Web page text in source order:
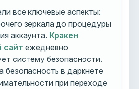
все ключевые аспекты:
зеркала до процедуры
аккаунта. Кракен
сайт ежедневно
систему безопасности.
безопасность в даркнете
при переходе